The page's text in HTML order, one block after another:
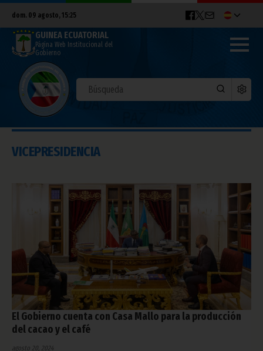
dom. 09 agosto, 15:25
GUINEA ECUATORIAL
Página Web Institucional del
Gobierno
VICEPRESIDENCIA
El Gobierno cuenta con Casa Mallo para la producción
del cacao y el café
agosto 20, 2024